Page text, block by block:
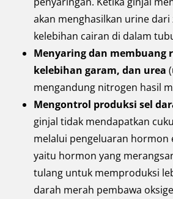
akan menghasilkan urine dari
kelebihan cairan di dalam
Menyaring dan membuang
kelebihan garam, dan urea
mengandung nitrogen hasil
Mengontrol produksi sel
ginjal tidak mendapatkan
melalui pengeluaran
yaitu hormon yang
tulang untuk memproduksi
darah merah pembawa